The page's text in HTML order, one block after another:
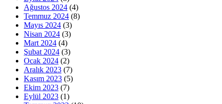
Ağustos 2024 (4)
Temmuz 2024 (8)
Mayıs 2024 (3)
Nisan 2024 (3)
Mart 2024 (4)
Şubat 2024 (3)
Ocak 2024 (2)
Aralık 2023 (7)
Kasım 2023 (5)
Ekim 2023 (7)
Eylül 2023 (1)